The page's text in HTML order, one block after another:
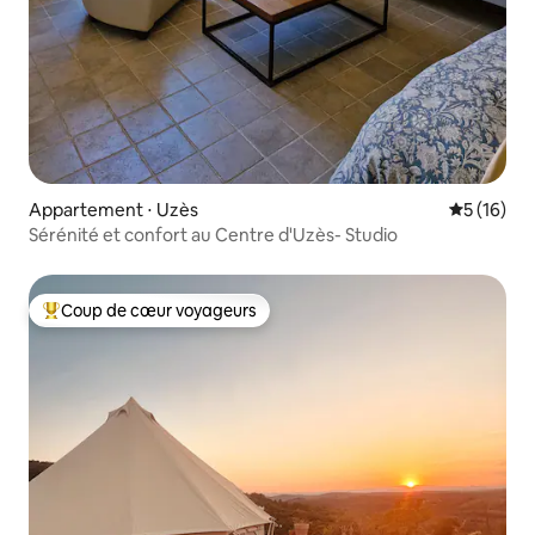
Appartement ⋅ Uzès
5 (16)
Sérénité et confort au Centre d'Uzès- Studio
Coups de cœur voyageurs les plus appréciés
Coup de cœur voyageurs